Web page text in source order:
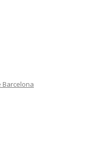
Barcelona